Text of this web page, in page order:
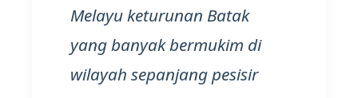
Melayu keturunan Batak
yang banyak bermukim di
wilayah sepanjang pesisir